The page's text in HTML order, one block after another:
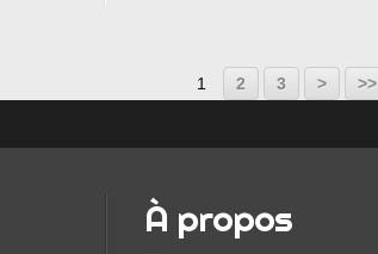
1 2 3 > >>
À propos